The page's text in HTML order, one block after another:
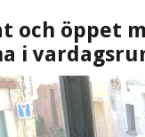
och öppet
i